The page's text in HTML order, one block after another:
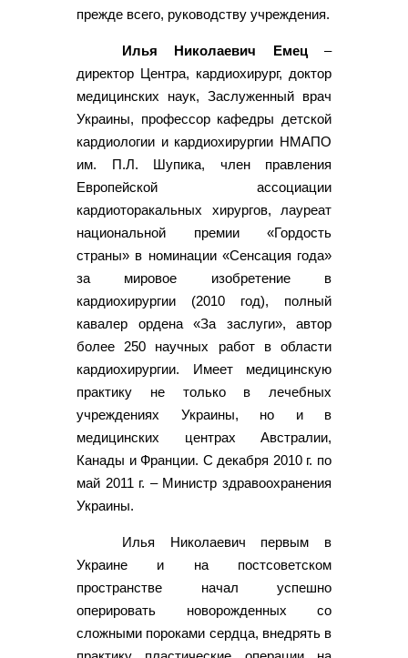
прежде всего, руководству учреждения.
Илья Николаевич Емец–
директор Центра, кардиохирург, доктор
медицинских наук, Заслуженный врач
Украины, профессор кафедры детской
кардиологии и кардиохирургии НМАПО
им. П.Л. Шупика, член правления
Европейской ассоциации
кардиоторакальных хирургов, лауреат
национальной премии «Гордость
страны» в номинации «Сенсация года»
за мировое изобретение в
кардиохирургии (2010 год), полный
кавалер ордена «За заслуги», автор
более 250 научных работ в области
кардиохирургии. Имеет медицинскую
практику не только в лечебных
учреждениях Украины, но и в
медицинских центрах Австралии,
Канады и Франции. С декабря 2010 г. по
май 2011 г. – Министр здравоохранения
Украины.
Илья Николаевич первым в
Украине и на постсоветском
пространстве начал успешно
оперировать новорожденных со
сложными пороками сердца, внедрять в